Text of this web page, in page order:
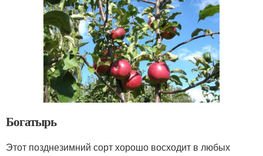
Богатырь
Этот позднезимний сорт хорошо восходит в любых